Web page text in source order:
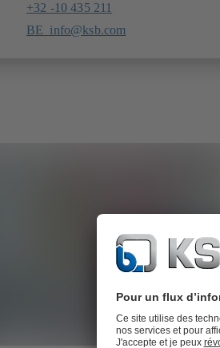
+32 -10 435 211
BE_info@ksb.com